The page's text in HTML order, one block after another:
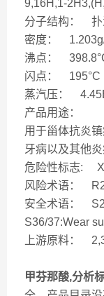
9,16H,1-
分子结构： 扑
密度：
沸点：
闪点： 195°C
蒸汽压：
产品用途：
用于甾体抗炎
牙病以及其他
危险性标志:
风险术语：
安全术语：
S36/37:Wear
上游原料：
甲芬那酸,分析